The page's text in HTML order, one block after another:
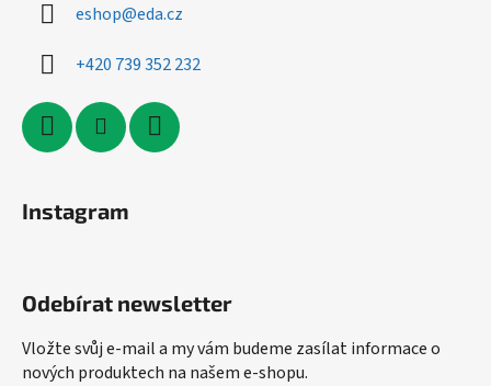
eshop@eda.cz
+420 739 352 232
Instagram
Odebírat newsletter
Vložte svůj e-mail a my vám budeme zasílat informace o
nových produktech na našem e-shopu.